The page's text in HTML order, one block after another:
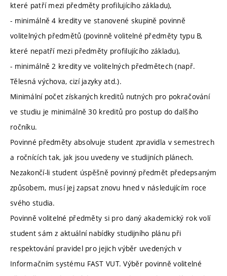
které patří mezi předměty profilujícího základu),
- minimálně 4 kredity ve stanovené skupině povinně
volitelných předmětů (povinně volitelné předměty typu B,
které nepatří mezi předměty profilujícího základu),
- minimálně 2 kredity ve volitelných předmětech (např.
Tělesná výchova, cizí jazyky atd.).
Minimální počet získaných kreditů nutných pro pokračování
ve studiu je minimálně 30 kreditů pro postup do dalšího
ročníku.
Povinné předměty absolvuje student zpravidla v semestrech
a ročnících tak, jak jsou uvedeny ve studijních plánech.
Nezakončí-li student úspěšně povinný předmět předepsaným
způsobem, musí jej zapsat znovu hned v následujícím roce
svého studia.
Povinně volitelné předměty si pro daný akademický rok volí
student sám z aktuální nabídky studijního plánu při
respektování pravidel pro jejich výběr uvedených v
Informačním systému FAST VUT. Výběr povinně volitelné